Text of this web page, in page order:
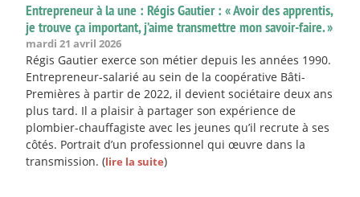
Entrepreneur à la une : Régis Gautier : « Avoir des apprentis,
je trouve ça important, j’aime transmettre mon savoir-faire. »
mardi 21 avril 2026
Régis Gautier exerce son métier depuis les années 1990.
Entrepreneur-salarié au sein de la coopérative Bâti-
Premières à partir de 2022, il devient sociétaire deux ans
plus tard. Il a plaisir à partager son expérience de
plombier-chauffagiste avec les jeunes qu’il recrute à ses
côtés. Portrait d’un professionnel qui œuvre dans la
transmission. (lire la suite)